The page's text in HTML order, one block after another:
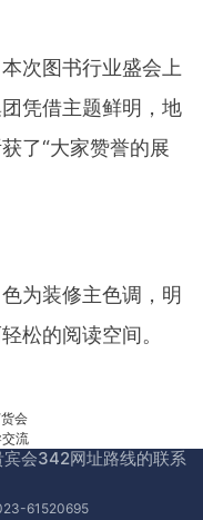
次图书行业盛会上
凭借主题鲜明，地
了“大家赞誉的展
为装修主色调，明
松的阅读空间。
会
流
宾会342网址路线的联系
61520695